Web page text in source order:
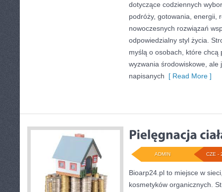
dotyczące codziennych
podróży, gotowania, energii,
nowoczesnych rozwiązań
odpowiedzialny styl życia.
myślą o osobach, które chcą
wyzwania środowiskowe, ale
napisanych [ Read More ]
CZE -
ADMIN
Bioarp24.pl to miejsce w
kosmetyków organicznych.